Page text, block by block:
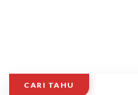
CARI TAHU